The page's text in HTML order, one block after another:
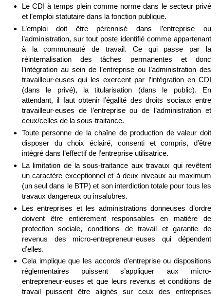
Le CDI à temps plein comme norme dans le secteur privé
et l’emploi statutaire dans la fonction publique.
L’emploi doit être pérennisé dans l’entreprise ou
l’administration, sur tout poste identifié comme appartenant
à la communauté de travail. Ce qui passe par la
réinternalisation des tâches permanentes et donc
l’intégration au sein de l’entreprise ou l’administration des
travailleur·euses qui les exercent par l’intégration en CDI
(dans le privé), la titularisation (dans le public). En
attendant, il faut obtenir l’égalité des droits sociaux entre
travailleur·euses de l’entreprise ou de l’administration et
ceux/celles de la sous-traitance.
Toute personne de la chaîne de production de valeur doit
disposer du choix éclairé, consenti et compris, d’être
intégré dans l’effectif de l’entreprise utilisatrice.
La limitation de la sous-traitance aux travaux qui revêtent
un caractère exceptionnel et à deux niveaux au maximum
(un seul dans le BTP) et son interdiction totale pour tous les
travaux dangereux ou insalubres.
Les entreprises et les administrations donneuses d’ordre
doivent être entièrement responsables en matière de
protection sociale, conditions de travail et garantie de
revenus des micro-entrepreneur·euses qui dépendent
d’elles.
Cela implique que les accords d’entreprise ou dispositions
réglementaires puissent s’appliquer aux micro-
entrepreneur·euses et que leurs revenus et conditions de
travail puissent être alignés sur ceux des entreprises